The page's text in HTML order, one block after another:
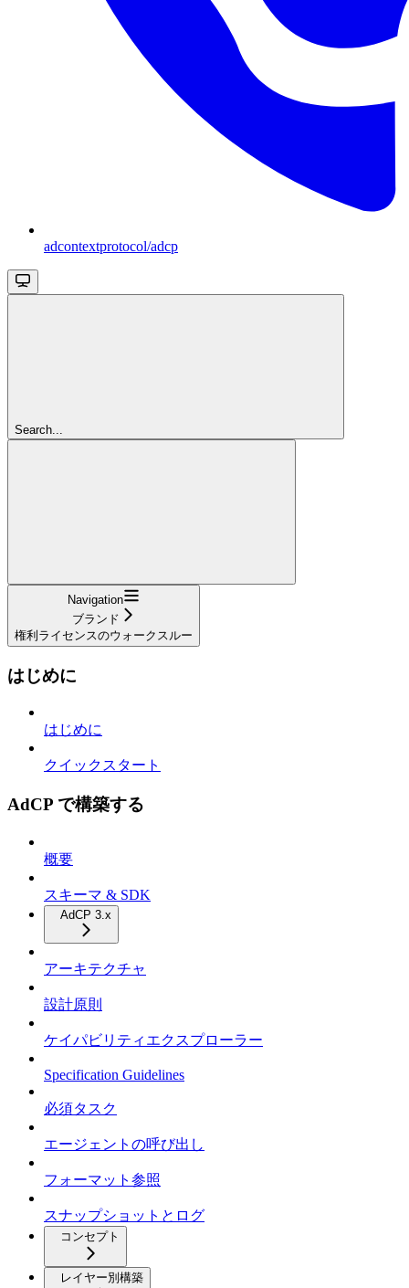
adcontextprotocol/adcp
Search...
Navigation
ブランド
権利ライセンスのウォークスルー
はじめに
はじめに
クイックスタート
AdCP で構築する
概要
スキーマ & SDK
AdCP 3.x
アーキテクチャ
設計原則
ケイパビリティエクスプローラー
Specification Guidelines
必須タスク
エージェントの呼び出し
フォーマット参照
スナップショットとログ
コンセプト
レイヤー別構築